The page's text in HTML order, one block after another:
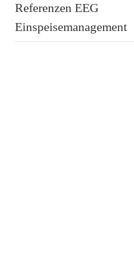
Referenzen EEG
Einspeisemanagement